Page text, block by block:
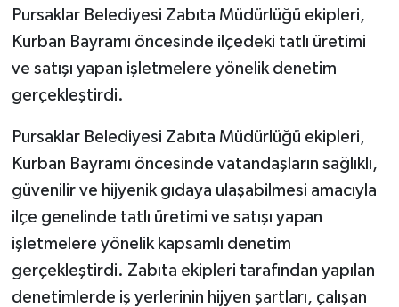
Pursaklar Belediyesi Zabıta Müdürlüğü ekipleri,
Kurban Bayramı öncesinde ilçedeki tatlı üretimi
ve satışı yapan işletmelere yönelik denetim
gerçekleştirdi.
Pursaklar Belediyesi Zabıta Müdürlüğü ekipleri,
Kurban Bayramı öncesinde vatandaşların sağlıklı,
güvenilir ve hijyenik gıdaya ulaşabilmesi amacıyla
ilçe genelinde tatlı üretimi ve satışı yapan
işletmelere yönelik kapsamlı denetim
gerçekleştirdi. Zabıta ekipleri tarafından yapılan
denetimlerde iş yerlerinin hijyen şartları, çalışan